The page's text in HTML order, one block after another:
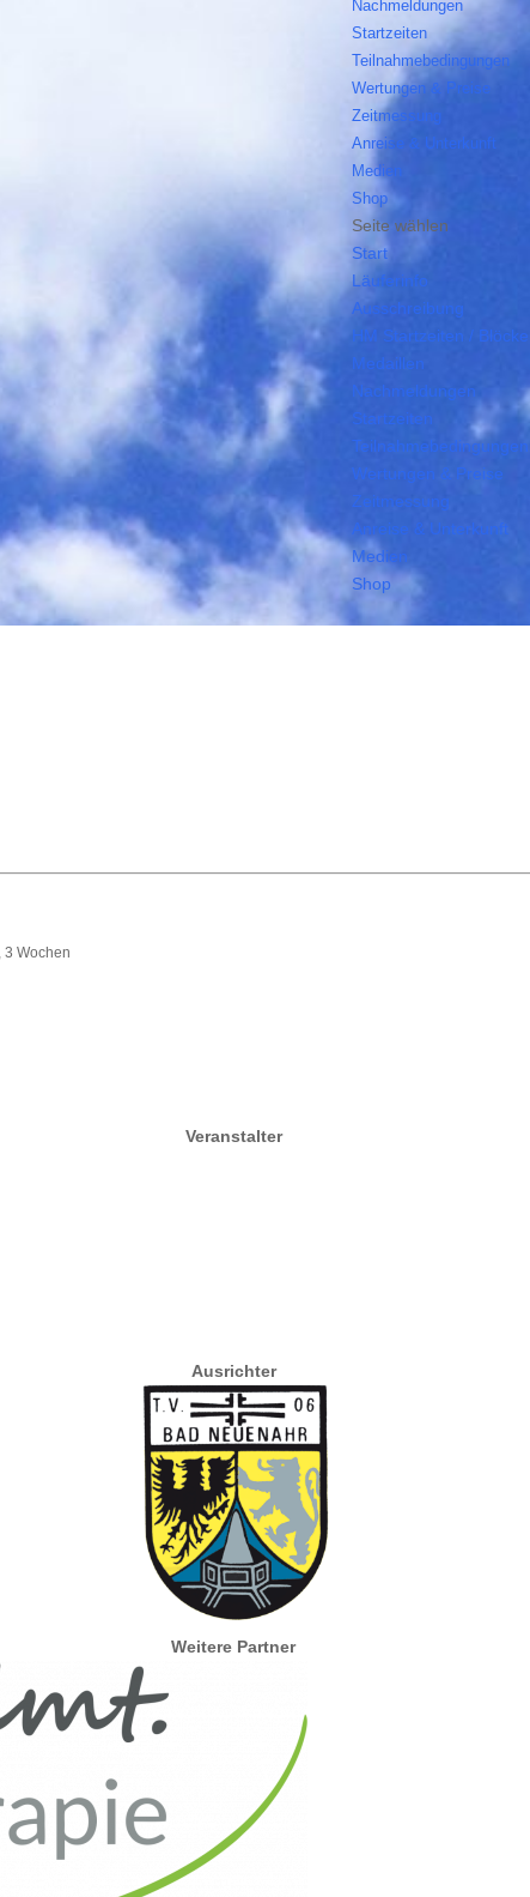
Nachmeldungen
Startzeiten
Teilnahmebedingungen
Wertungen & Preise
Zeitmessung
Anreise & Unterkunft
Medien
Shop
Seite wählen
Start
Läuferinfo
Ausschreibung
HM Startzeiten / Blöcke
Medaillen
Nachmeldungen
Startzeiten
Teilnahmebedingungen
Wertungen & Preise
Zeitmessung
Anreise & Unterkunft
Medien
Shop
3 Wochen
Veranstalter
Ausrichter
Weitere Partner